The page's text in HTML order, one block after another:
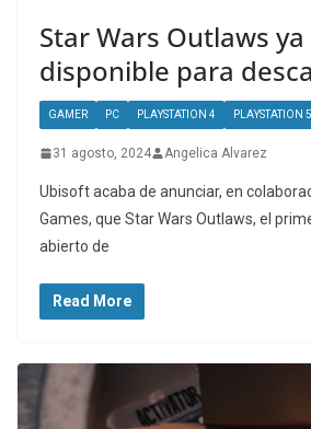
Star Wars Outlaws
disponible para
GAMER PC PLAYSTATION 4 PLAYSTATION 5
31 agosto, 2024 Angelica Alvarez
Ubisoft acaba de anunciar, en
Games, que Star Wars Outlaws, el
abierto de
Read More